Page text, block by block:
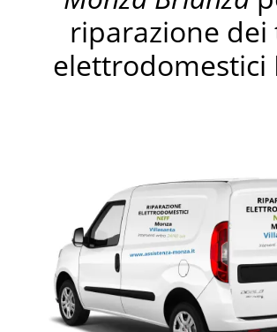
riparazione dei
elettrodomestici